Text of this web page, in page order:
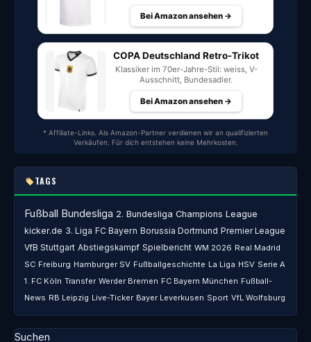
Bei Amazon ansehen →
COPA Deutschland Retro-Trikot
Klassiker im 70er-Jahre-Stil: weiss, V-
Ausschnitt, Bundesadler.
Bei Amazon ansehen →
* Affiliate-Links. Als Amazon-Partner verdienen wir an qualifizierten
Verkäufen. Für dich entstehen keine Mehrkosten.
TAGS
Fußball Bundesliga 2. Bundesliga Champions League
kicker.de 3. Liga FC Bayern Borussia Dortmund Premier League
VfB Stuttgart Abstiegskampf Spielbericht WM 2026 Real Madrid
SC Freiburg Hamburger SV Fußballgeschichte La Liga HSV Serie A
1. FC Köln Transfer Werder Bremen FC Bayern München Fußball-
News RB Leipzig Live-Ticker Bayer Leverkusen Sport VfL Wolfsburg
Suchen